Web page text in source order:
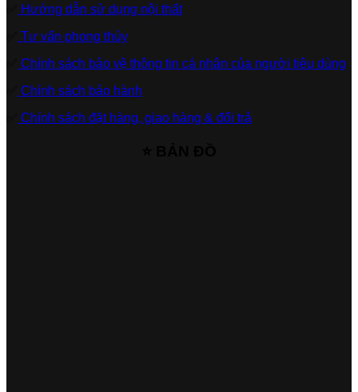
Hướng dẫn sử dụng nội thất
Tư vấn phong thủy
Chính sách bảo vệ thông tin cá nhân của người tiêu dùng
Chính sách bảo hành
Chính sách đặt hàng, giao hàng & đổi trả